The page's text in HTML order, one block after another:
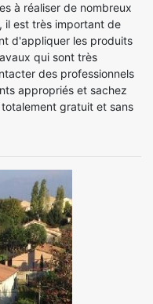
à réaliser de nombreux
il est très important de
d'appliquer les produits
qui sont très
des professionnels
appropriés et sachez
gratuit et sans